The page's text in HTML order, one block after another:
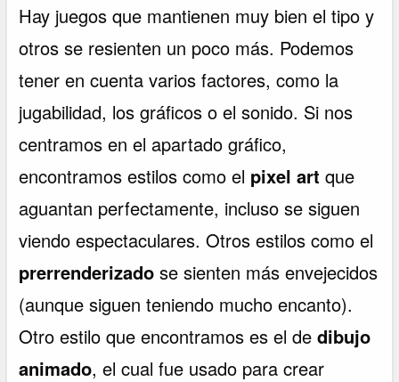
Hay juegos que mantienen muy bien el tipo y
otros se resienten un poco más. Podemos
tener en cuenta varios factores, como la
jugabilidad, los gráficos o el sonido. Si nos
centramos en el apartado gráfico,
encontramos estilos como el pixel art que
aguantan perfectamente, incluso se siguen
viendo espectaculares. Otros estilos como el
prerrenderizadose sienten más envejecidos
(aunque siguen teniendo mucho encanto).
Otro estilo que encontramos es el dedibujo
animado, el cual fue usado para crear